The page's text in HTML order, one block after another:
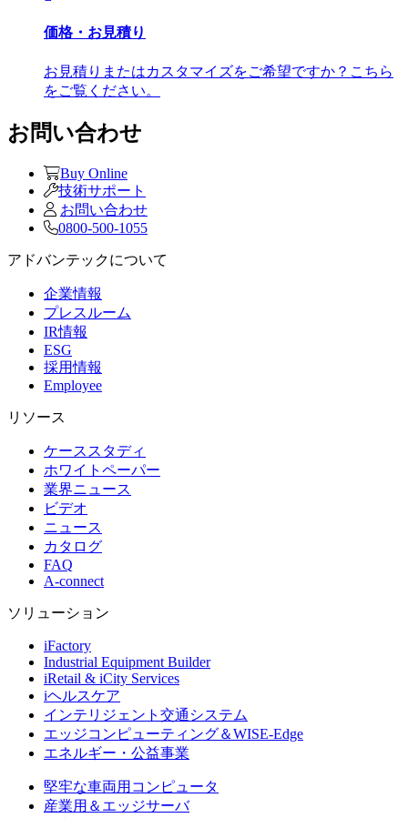
価格・お見積り
お見積りまたはカスタマイズをご希望ですか？こちら
をご覧ください。
お問い合わせ
Buy Online
技術サポート
お問い合わせ
0800-500-1055
アドバンテックについて
企業情報
プレスルーム
IR情報
ESG
採用情報
Employee
リソース
ケーススタディ
ホワイトペーパー
業界ニュース
ビデオ
ニュース
カタログ
FAQ
A-connect
ソリューション
iFactory
Industrial Equipment Builder
iRetail & iCity Services
iヘルスケア
インテリジェント交通システム
エッジコンピューティング＆WISE-Edge
エネルギー・公益事業
堅牢な車両用コンピュータ
産業用＆エッジサーバ